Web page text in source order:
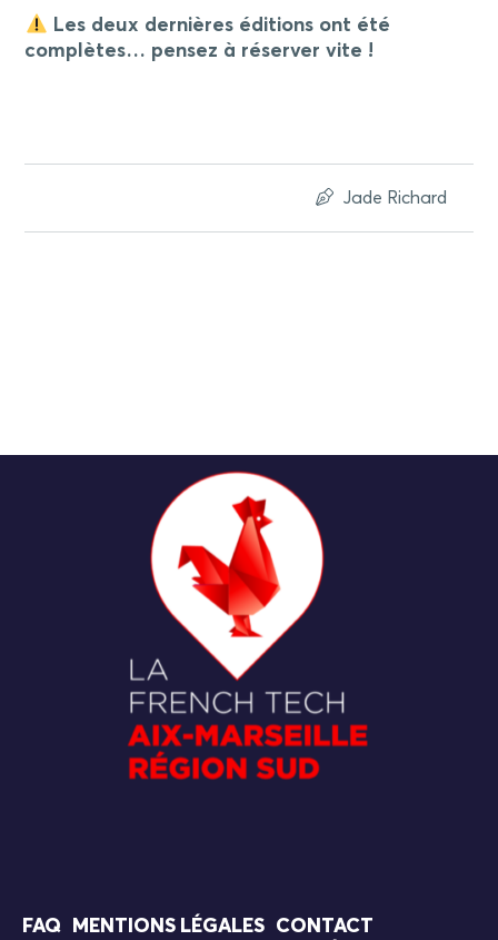
Les deux dernières éditions ont été
complètes… pensez à réserver vite !
Jade Richard
FAQ MENTIONS LÉGALES
CONTACT